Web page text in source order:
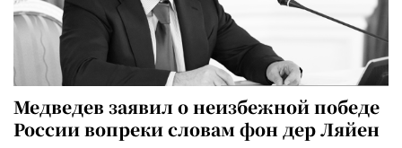
Медведев заявил о неизбежной победе
России вопреки словам фон дер Ляйен